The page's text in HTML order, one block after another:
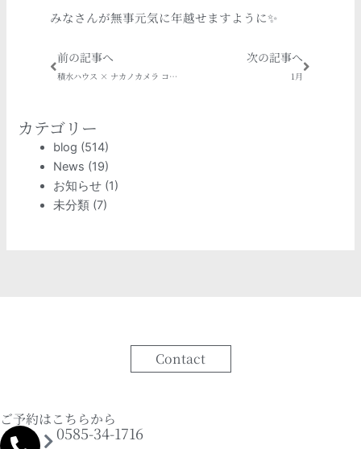
みなさんが無事元気に年越せますように✨
Prev
前の記事へ
積水ハウス × ナカノカメラ コラボ企画 《クリスマス撮影会》
次の記事へ
1月
Next
カテゴリー
blog (514)
News (19)
お知らせ (1)
未分類 (7)
Contact
0585-34-1716
ご予約はこちらから